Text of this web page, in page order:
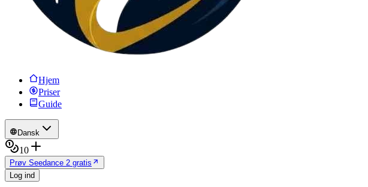
Hjem
Priser
Guide
Dansk
10
Prøv Seedance 2 gratis
Log ind